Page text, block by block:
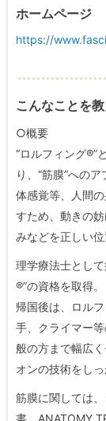
ホームページ
https://
こんなことを
○概要
“ロルフィング®︎”
り、“筋膜”への
体感覚等、人間
すため、動きの
みなどを正しい位
理学療法士とし
®︎”の資格を取得。
帰国後は、ロル
手、クライマー
般の方まで幅広
オンの技術をし
筋膜に関しては
書、ANATOMY